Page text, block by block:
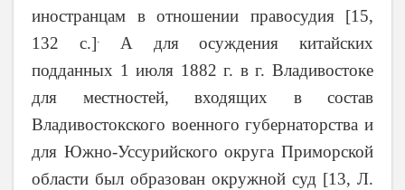
иностранцам в отношении правосудия [15,
132 с.].
А для осуждения китайских
подданных 1 июля 1882 г. в г. Владивостоке
для местностей, входящих в состав
Владивостокского военного губернаторства и
для Южно-Уссурийского округа Приморской
области был образован окружной суд [13, Л.